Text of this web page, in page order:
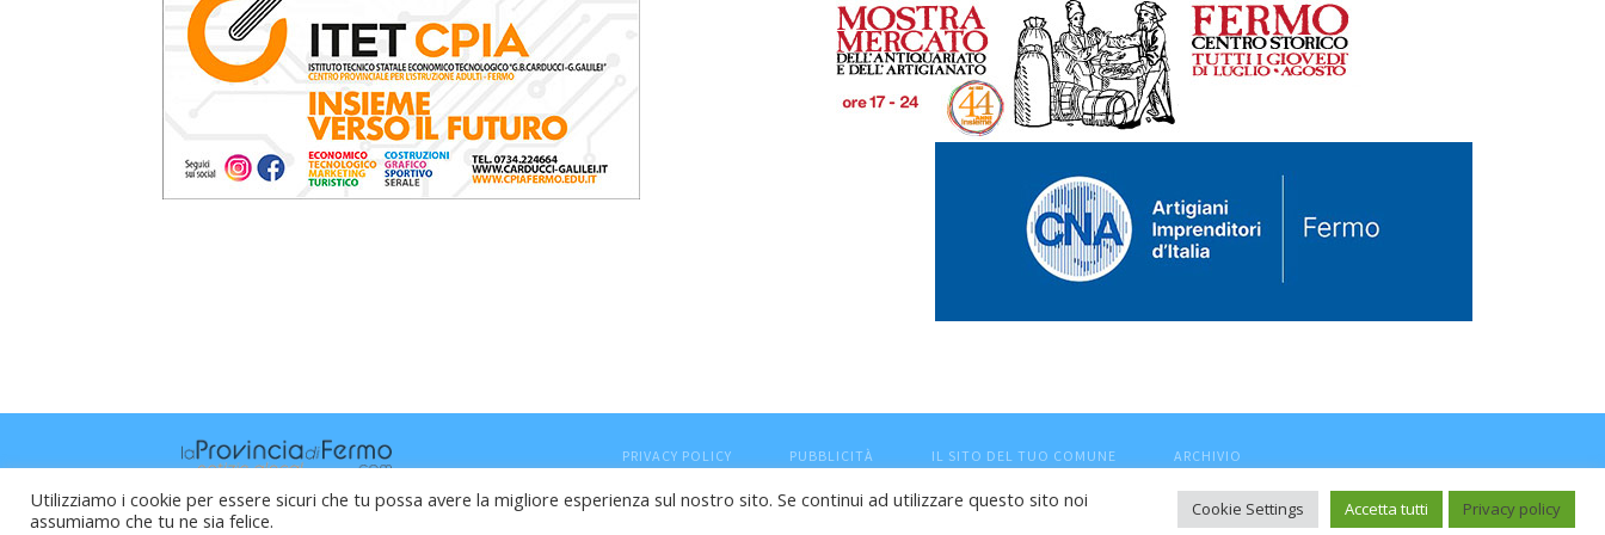
PRIVACY POLICY PUBBLICITÀ IL SITO DEL TUO COMUNE ARCHIVIO
Raffaele Vitali - via Leopardi 10 - 61121 Pesaro (PU) - Cod.Fisc VTLRFL77B02L500Y - Testata giornalistica, aut. Trib.Fermo n.04/2010 del 05/08/2010
Utilizziamo i cookie per essere sicuri che tu possa avere la migliore esperienza sul nostro sito. Se continui ad utilizzare questo sito noi
assumiamo che tu ne sia felice.
Cookie Settings Accetta tutti Privacy policy